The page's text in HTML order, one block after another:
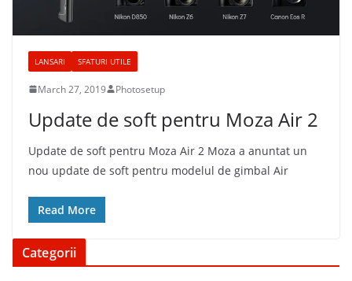
LANSARI SFATURI UTILE
March 27, 2019 Photosetup
Update de soft pentru Moza Air 2
Update de soft pentru Moza Air 2 Moza a anuntat un
nou update de soft pentru modelul de gimbal Air
Read More
Categorii